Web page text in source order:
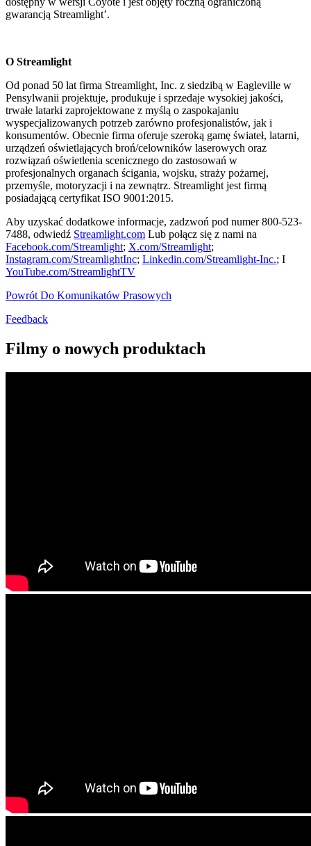
gwarancją Streamlight’.
O Streamlight
Od ponad 50 lat firma Streamlight, Inc. z siedzibą w Eagleville w
Pensylwanii projektuje, produkuje i sprzedaje wysokiej jakości,
trwałe latarki zaprojektowane z myślą o zaspokajaniu
wyspecjalizowanych potrzeb zarówno profesjonalistów, jak i
konsumentów. Obecnie firma oferuje szeroką gamę świateł, latarni,
urządzeń oświetlających broń/celowników laserowych oraz
rozwiązań oświetlenia scenicznego do zastosowań w
profesjonalnych organach ścigania, wojsku, straży pożarnej,
przemyśle, motoryzacji i na zewnątrz. Streamlight jest firmą
posiadającą certyfikat ISO 9001:2015.
Aby uzyskać dodatkowe informacje, zadzwoń pod numer 800-523-
7488, odwiedź Streamlight.com Lub połącz się z nami na
Facebook.com/Streamlight; X.com/Streamlight;
Instagram.com/StreamlightInc; Linkedin.com/Streamlight-Inc.; I
YouTube.com/StreamlightTV
Powrót Do Komunikatów Prasowych
Feedback
Filmy o nowych produktach